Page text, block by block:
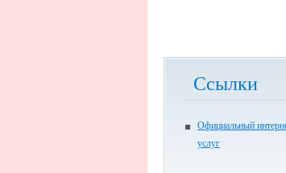
Ссылки
Официальный
услуг